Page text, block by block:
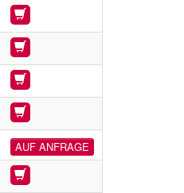
AUF ANFRAGE